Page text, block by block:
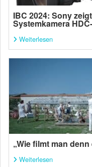
IBC 2024: Sony
Systemkamera
Weiterlesen
„Wie filmt man
Weiterlesen